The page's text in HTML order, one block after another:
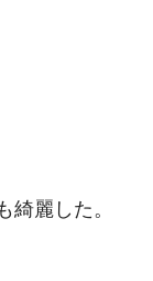
綺麗した。